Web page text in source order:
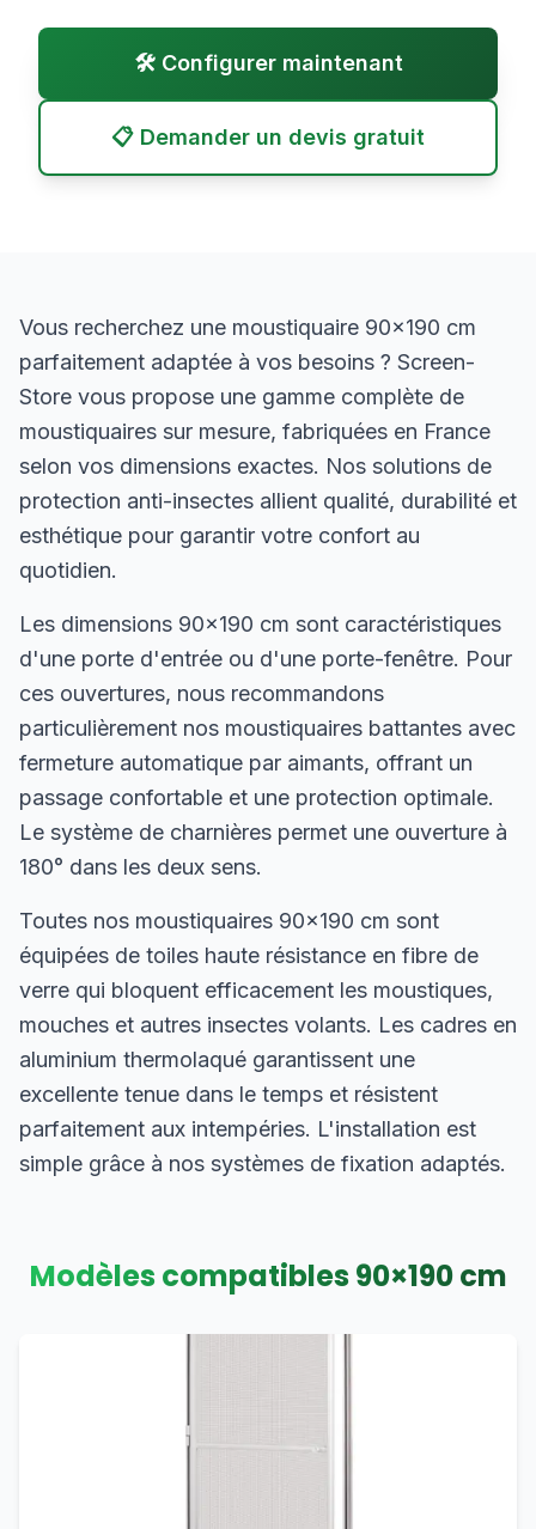
🛠️ Configurer maintenant
📋 Demander un devis gratuit
Vous recherchez une moustiquaire 90×190 cm
parfaitement adaptée à vos besoins ? Screen-
Store vous propose une gamme complète de
moustiquaires sur mesure, fabriquées en France
selon vos dimensions exactes. Nos solutions de
protection anti-insectes allient qualité, durabilité et
esthétique pour garantir votre confort au
quotidien.
Les dimensions 90×190 cm sont caractéristiques
d'une porte d'entrée ou d'une porte-fenêtre. Pour
ces ouvertures, nous recommandons
particulièrement nos moustiquaires battantes avec
fermeture automatique par aimants, offrant un
passage confortable et une protection optimale.
Le système de charnières permet une ouverture à
180° dans les deux sens.
Toutes nos moustiquaires 90×190 cm sont
équipées de toiles haute résistance en fibre de
verre qui bloquent efficacement les moustiques,
mouches et autres insectes volants. Les cadres en
aluminium thermolaqué garantissent une
excellente tenue dans le temps et résistent
parfaitement aux intempéries. L'installation est
simple grâce à nos systèmes de fixation adaptés.
Modèles compatibles90×190cm